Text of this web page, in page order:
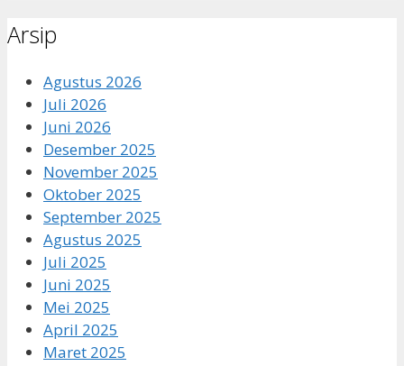
Arsip
Agustus 2026
Juli 2026
Juni 2026
Desember 2025
November 2025
Oktober 2025
September 2025
Agustus 2025
Juli 2025
Juni 2025
Mei 2025
April 2025
Maret 2025